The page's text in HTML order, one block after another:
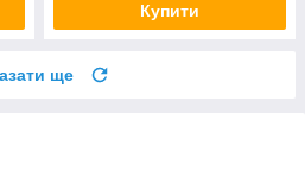
Купити
ще